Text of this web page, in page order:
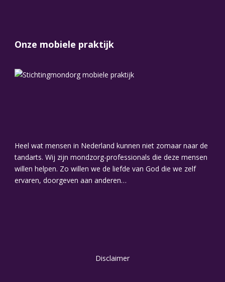
Onze mobiele praktijk
Heel wat mensen in Nederland kunnen niet zomaar naar de
tandarts. Wij zijn mondzorg-professionals die deze mensen
willen helpen. Zo willen we de liefde van God die we zelf
ervaren, doorgeven aan anderen…
Disclaimer